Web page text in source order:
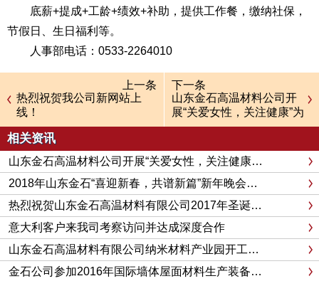
底薪+提成+工龄+绩效+补助，提供工作餐，缴纳社保，
节假日、生日福利等。
人事部电话：0533-2264010
上一条
热烈祝贺我公司新网站上
线！
下一条
山东金石高温材料公司开
展“关爱女性，关注健康”为
主题的妇女节活动
相关资讯
山东金石高温材料公司开展“关爱女性，关注健康”为主题的妇女节活动
2018年山东金石“喜迎新春，共谱新篇”新年晚会圆满完成
热烈祝贺山东金石高温材料有限公司2017年圣诞联欢晚会圆满成功
意大利客户来我司考察访问并达成深度合作
山东金石高温材料有限公司纳米材料产业园开工建设中
金石公司参加2016年国际墙体屋面材料生产装备博览会